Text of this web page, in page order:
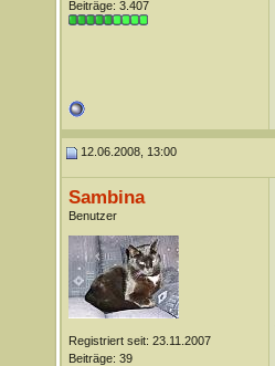
Beiträge: 3.407
12.06.2008, 13:00
Sambina
Benutzer
Registriert seit: 23.11.2007
Beiträge: 39